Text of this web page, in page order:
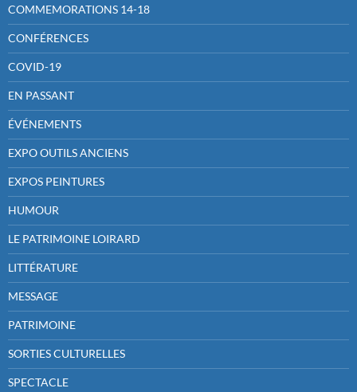
COMMEMORATIONS 14-18
CONFÉRENCES
COVID-19
EN PASSANT
ÉVÉNEMENTS
EXPO OUTILS ANCIENS
EXPOS PEINTURES
HUMOUR
LE PATRIMOINE LOIRARD
LITTÉRATURE
MESSAGE
PATRIMOINE
SORTIES CULTURELLES
SPECTACLE